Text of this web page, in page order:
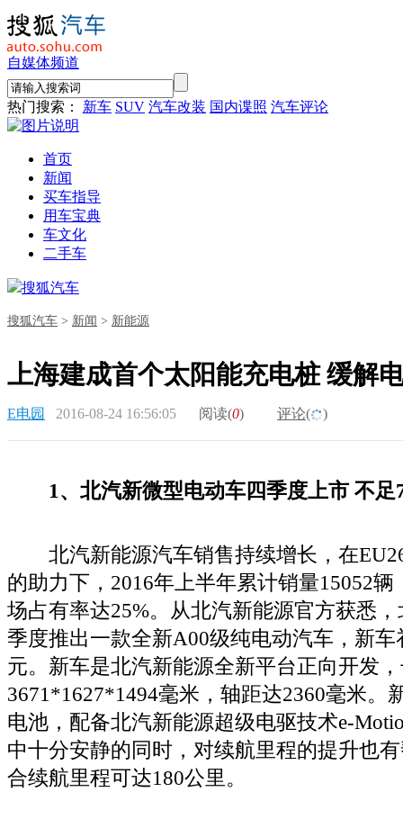
自媒体频道
热门搜索： 新车 SUV 汽车改装 国内谍照 汽车评论
首页
新闻
买车指导
用车宝典
车文化
二手车
搜狐汽车
搜狐汽车 > 新闻 > 新能源
上海建成首个太阳能充电桩 缓解
E电园 2016-08-24 16:56:05 阅读(0) 评论( )
1、北汽新微型电动车四季度上市 不足
北汽新能源汽车销售持续增长，在
的助力下，2016年上半年累计销量15052辆
场占有率达25%。从北汽新能源官方获悉
季度推出一款全新A00级纯电动汽车，新
元。新车是北汽新能源全新平台正向开发
3671*1627*1494毫米，轴距达2360毫米。
电池，配备北汽新能源超级电驱技术e-
中十分安静的同时，对续航里程的提升也
合续航里程可达180公里。